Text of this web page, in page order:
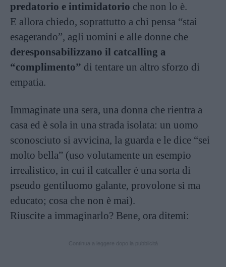
predatorio e intimidatorio che non lo è.
E allora chiedo, soprattutto a chi pensa “stai
esagerando”, agli uomini e alle donne che
deresponsabilizzano il catcalling a
“complimento” di tentare un altro sforzo di
empatia.
Immaginate una sera, una donna che rientra a
casa ed è sola in una strada isolata: un uomo
sconosciuto si avvicina, la guarda e le dice “sei
molto bella” (uso volutamente un esempio
irrealistico, in cui il catcaller è una sorta di
pseudo gentiluomo galante, provolone sì ma
educato; cosa che non è mai).
Riuscite a immaginarlo? Bene, ora ditemi: